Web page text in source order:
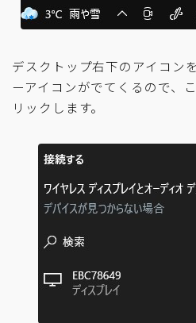
デスクトップ右下のアイコン
ーアイコンがでてくるので、
リックします。